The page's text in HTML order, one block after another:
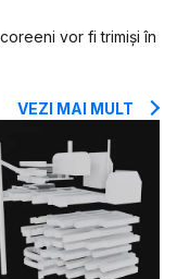
vor fi trimiși în
VEZI MAI MULT